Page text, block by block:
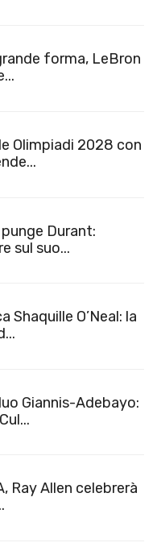
forma, LeBron
Olimpiadi 2028 con
Durant:
sul suo...
Shaquille O’Neal: la
Giannis-Adebayo:
Ray Allen celebrerà